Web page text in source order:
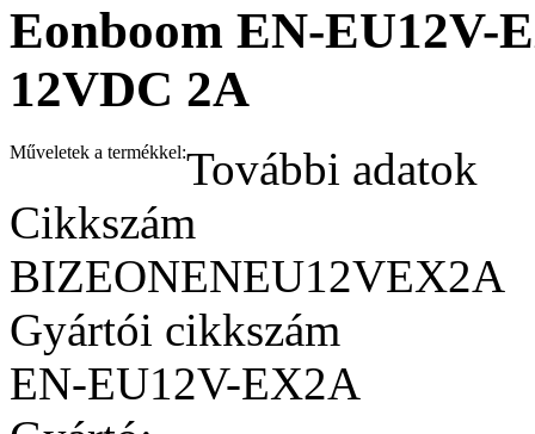
Eonboom EN-EU12V-
12VDC 2A
Műveletek a termékkel:További adatok
Cikkszám
BIZEONENEU12VEX2A
Gyártói cikkszám
EN-EU12V-EX2A